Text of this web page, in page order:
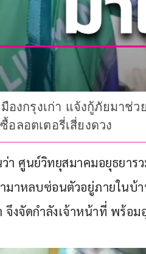
งกรุงเก่า แจ้งกู้ภัยมาช่
ลอตเตอรี่เสี่ยงดวง
า ศูนย์วิทยุสมาคมอยุธยาร
ามาหลบซ่อนตัวอยู่ภายใน
งจัดกำลังเจ้าหน้าที่ พร้อ